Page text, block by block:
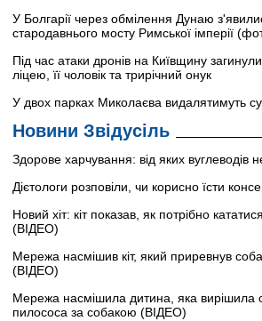
У Болгарії через обмілення Дунаю
стародавнього мосту Римської імперії
Під час атаки дронів на Київщину
ліцею, її чоловік та трирічний онук
У двох парках Миколаєва видалятимуть
Новини Звідусіль
Здорове харчування: від яких вуглеводів
Дієтологи розповіли, чи корисно їсти
Новий хіт: кіт показав, як потрібно
(ВІДЕО)
Мережа насмішив кіт, який приревнув
(ВІДЕО)
Мережа насмішила дитина, яка вирішила
пилососа за собакою (ВІДЕО)